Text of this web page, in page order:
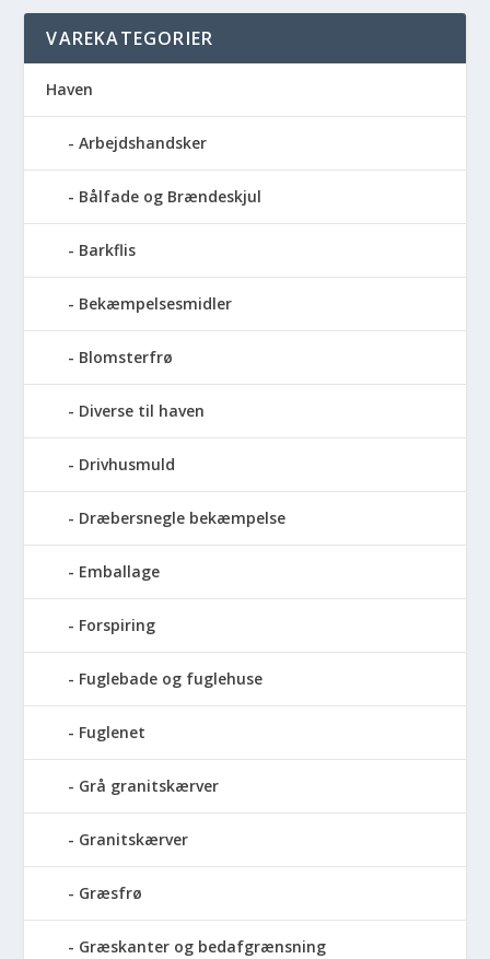
VAREKATEGORIER
Haven
Arbejdshandsker
Bålfade og Brændeskjul
Barkflis
Bekæmpelsesmidler
Blomsterfrø
Diverse til haven
Drivhusmuld
Dræbersnegle bekæmpelse
Emballage
Forspiring
Fuglebade og fuglehuse
Fuglenet
Grå granitskærver
Granitskærver
Græsfrø
Græskanter og bedafgrænsning